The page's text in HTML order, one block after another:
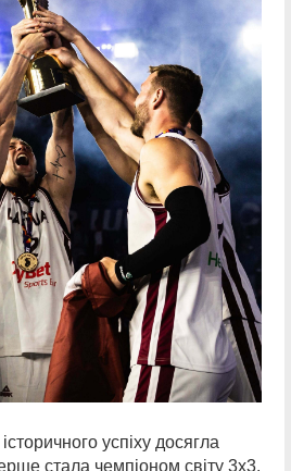
успіху досягла
стала чемпіоном світу 3х3.